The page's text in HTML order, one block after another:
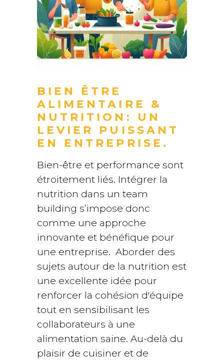
BIEN ÊTRE
ALIMENTAIRE &
NUTRITION: UN
LEVIER PUISSANT
EN ENTREPRISE.
Bien-être et performance sont
étroitement liés. Intégrer la
nutrition dans un team
building s’impose donc
comme une approche
innovante et bénéfique pour
une entreprise. Aborder des
sujets autour de la nutrition est
une excellente idée pour
renforcer la cohésion d'équipe
tout en sensibilisant les
collaborateurs à une
alimentation saine. Au-delà du
plaisir de cuisiner et de